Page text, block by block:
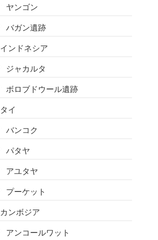
ヤンゴン
バガン遺跡
インドネシア
ジャカルタ
ボロブドウール遺跡
タイ
バンコク
パタヤ
アユタヤ
プーケット
カンボジア
アンコールワット